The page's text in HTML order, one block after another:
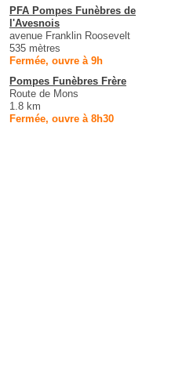
PFA Pompes Funèbres de
l'Avesnois
avenue Franklin Roosevelt
535 mètres
Fermée, ouvre à 9h
Pompes Funèbres Frère
Route de Mons
1.8 km
Fermée, ouvre à 8h30